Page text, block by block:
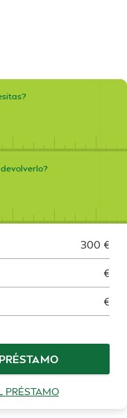
300 €
€
€
PRÉSTAMO